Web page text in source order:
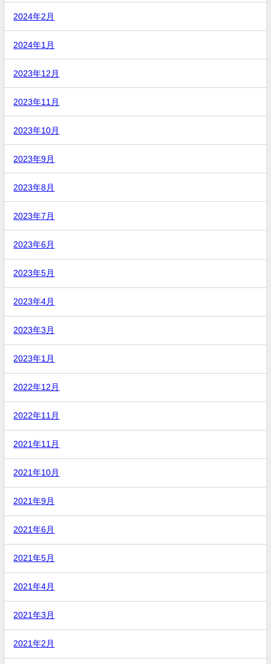
2024年2月
2024年1月
2023年12月
2023年11月
2023年10月
2023年9月
2023年8月
2023年7月
2023年6月
2023年5月
2023年4月
2023年3月
2023年1月
2022年12月
2022年11月
2021年11月
2021年10月
2021年9月
2021年6月
2021年5月
2021年4月
2021年3月
2021年2月